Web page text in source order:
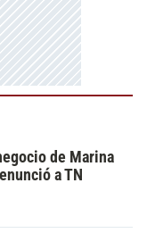
de Marina
a TN